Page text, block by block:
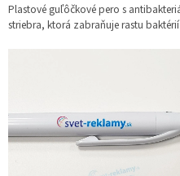
Plastové guľôčkové pero s
striebra, ktorá zabraňuje rastu